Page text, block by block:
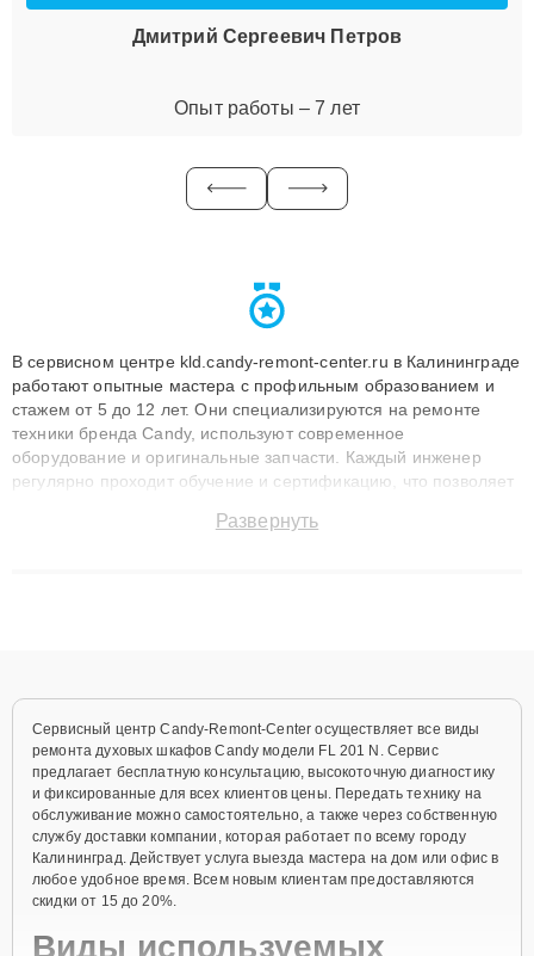
Дмитрий Сергеевич Петров
Опыт работы – 7 лет
В сервисном центре kld.candy-remont-center.ru в Калининграде
работают опытные мастера с профильным образованием и
стажем от 5 до 12 лет. Они специализируются на ремонте
техники бренда Candy, используют современное
оборудование и оригинальные запчасти. Каждый инженер
регулярно проходит обучение и сертификацию, что позволяет
технику с сохранением гарантии до 3 лет. Наши мастера
Развернуть
Сервисный центр Candy-Remont-Center осуществляет все виды
ремонта духовых шкафов Candy модели FL 201 N. Сервис
предлагает бесплатную консультацию, высокоточную диагностику
и фиксированные для всех клиентов цены. Передать технику на
обслуживание можно самостоятельно, а также через собственную
службу доставки компании, которая работает по всему городу
Калининград. Действует услуга выезда мастера на дом или офис в
любое удобное время. Всем новым клиентам предоставляются
скидки от 15 до 20%.
Виды используемых